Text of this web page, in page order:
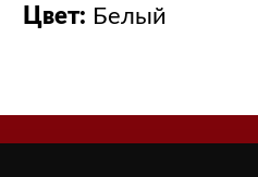
Цвет: Белый